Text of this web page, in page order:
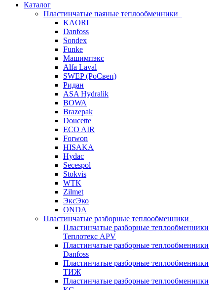
Каталог
Пластинчатые паяные теплообменники
KAORI
Danfoss
Sondex
Funke
Машимпэкс
Alfa Laval
SWEP (РоСвеп)
Ридан
ASA Hydralik
BOWA
Brazepak
Doucette
ECO AIR
Forwon
HISAKA
Hydac
Secespol
Stokvis
WTK
Zilmet
ЭксЭко
ONDA
Пластинчатые разборные теплообменники
Пластинчатые разборные теплообменники
Теплотекс APV
Пластинчатые разборные теплообменники
Danfoss
Пластинчатые разборные теплообменники
ТИЖ
Пластинчатые разборные теплообменники